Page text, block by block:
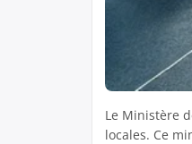
Le Ministère
locales. Ce